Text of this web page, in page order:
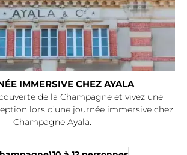
IMMERSIVE CHEZ AYALA
de la Champagne et vivez une
lors d’une journée immersive chez
Champagne Ayala.